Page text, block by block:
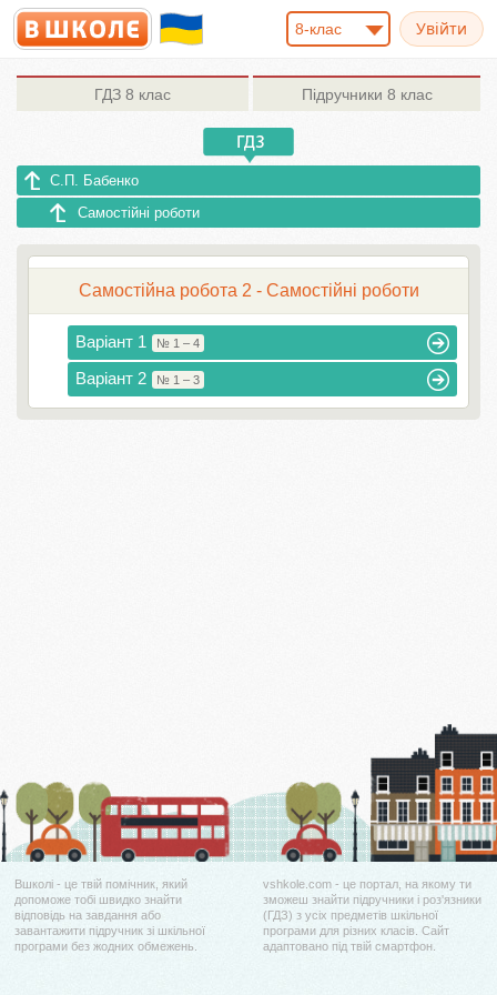
8-клас
ГДЗ 8 клас Підручники 8 клас
С.П. Бабенко
Самостійні роботи
Самостійна робота 2 - Самостійні роботи
Варіант 1 № 1 – 4
Варіант 2 № 1 – 3
Вшколі - це твій помічник, який
допоможе тобі швидко знайти
відповідь на завдання або
завантажити підручник зі шкільної
програми без жодних обмежень.
vshkole.com - це портал, на якому ти
зможеш знайти підручники і роз'язники
(ГДЗ) з усіх предметів шкільної
програми для різних класів. Сайт
адаптовано під твій смартфон.